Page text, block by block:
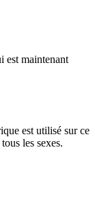
est maintenant
est utilisé sur ce
les sexes.